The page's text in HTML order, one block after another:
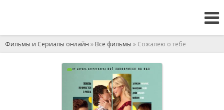
Фильмы и Сериалы онлайн » Все фильмы » Сожалею о тебе